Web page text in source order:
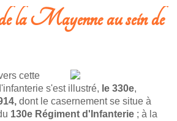
la Mayenne au sein de
cette
s'est illustré, le 330e,
dont le casernement se situe à
130e Régiment d'Infanterie ; à la